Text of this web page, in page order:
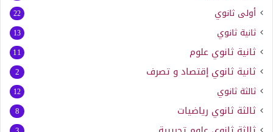
أولى ثانوي 22
ثانية ثانوي 13
ثانية ثانوي علوم 11
ثانية ثانوي إقتصاد و تصرف 2
ثالثة ثانوي 12
ثالثة ثانوي رياضيات 8